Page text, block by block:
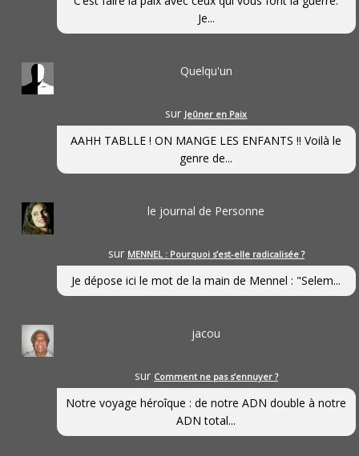
Je...
Quelqu'un
sur Jeûner en Paix
AAHH TABLLE ! ON MANGE LES ENFANTS !! Voilà le
genre de...
le journal de Personne
sur MENNEL : Pourquoi s’est-elle radicalisée ?
Je dépose ici le mot de la main de Mennel : "Selem...
jacou
sur Comment ne pas s’ennuyer ?
Notre voyage héroîque : de notre ADN double à notre
ADN total...